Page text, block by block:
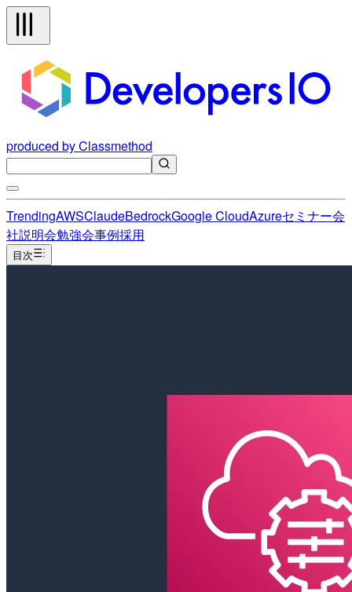
produced by Classmethod
TrendingAWSClaudeBedrockGoogle CloudAzureセミナー会
社説明会勉強会事例採用
目次